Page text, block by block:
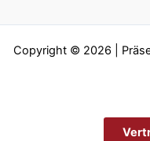
Copyright © 2026 |